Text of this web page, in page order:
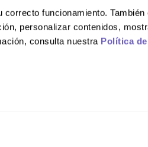
funcionamiento. También
personalizar contenidos,
consulta nuestra Política